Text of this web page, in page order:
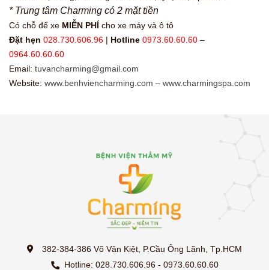
* Trung tâm Charming có 2 mặt tiền
Có chỗ để xe MIỄN PHÍ cho xe máy và ô tô
Đặt hẹn 028.730.606.96 | Hotline 0973.60.60.60 –
0964.60.60.60
Email: tuvancharming@gmail.com
Website: www.benhviencharming.com – www.charmingspa.com
382-384-386 Võ Văn Kiệt, P.Cầu Ông Lãnh, Tp.HCM
Hotline: 028.730.606.96 - 0973.60.60.60